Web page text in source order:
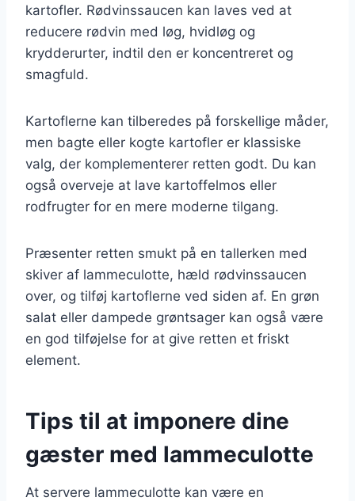
kartofler. Rødvinssaucen kan laves ved at
reducere rødvin med løg, hvidløg og
krydderurter, indtil den er koncentreret og
smagfuld.
Kartoflerne kan tilberedes på forskellige måder,
men bagte eller kogte kartofler er klassiske
valg, der komplementerer retten godt. Du kan
også overveje at lave kartoffelmos eller
rodfrugter for en mere moderne tilgang.
Præsenter retten smukt på en tallerken med
skiver af lammeculotte, hæld rødvinssaucen
over, og tilføj kartoflerne ved siden af. En grøn
salat eller dampede grøntsager kan også være
en god tilføjelse for at give retten et friskt
element.
Tips til at imponere dine
gæster med lammeculotte
At servere lammeculotte kan være en